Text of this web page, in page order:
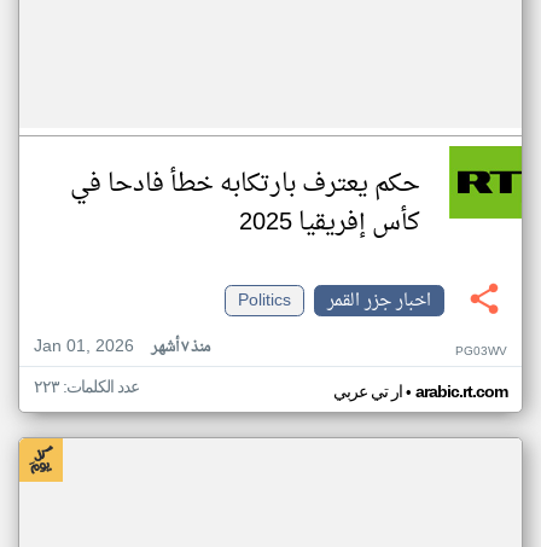
حكم يعترف بارتكابه خطأ فادحا في
كأس إفريقيا 2025
اخبار جزر القمر
Politics
Jan 01, 2026
منذ ٧ أشهر PG03WV
ار تي عربي• arabic.rt.com عدد الكلمات: ٢٢٣